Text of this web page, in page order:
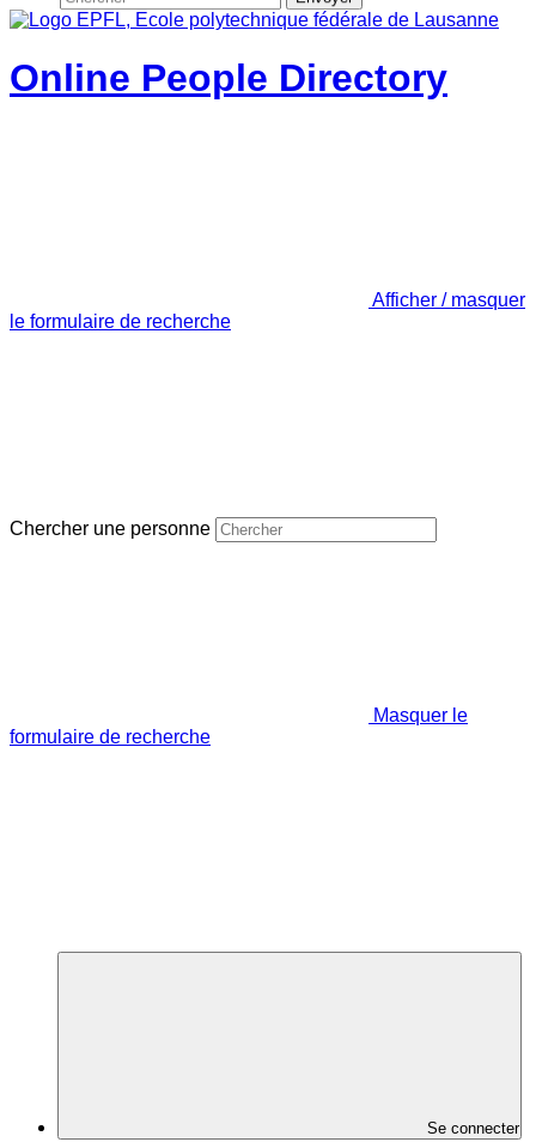
Online People Directory
Afficher / masquer
le formulaire de recherche
Chercher une personne
Masquer le
formulaire de recherche
Se connecter